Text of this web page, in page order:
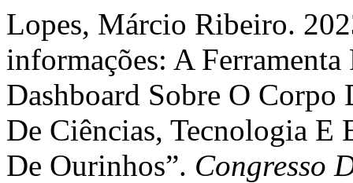
Lopes, Márcio Ribeiro.
informações: A
Dashboard Sobre O Corpo
De Ciências, Tecnologia E
De Ourinhos”. Congresso